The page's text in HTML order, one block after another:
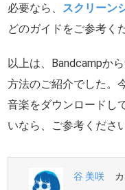
必要なら、 スクリーン
どのガイドをご参考く
以上は、Bandcampか
方法のご紹介でした。
音楽をダウンロードし
いなら、ご参考ください
谷 美咲